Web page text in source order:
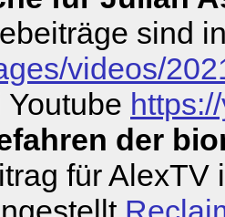
sind
videos/
Youtube
der
für